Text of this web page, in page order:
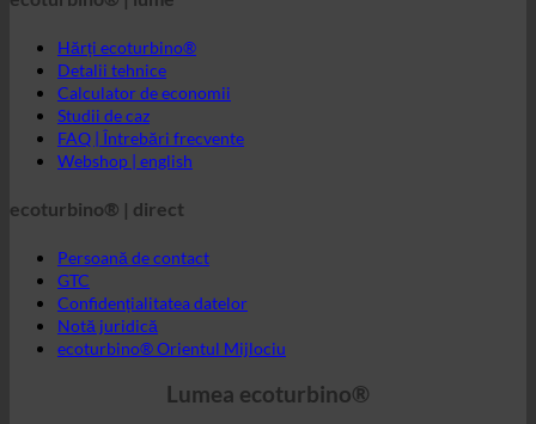
Webshop | english
ecoturbino® | direct
Persoană de contact
GTC
Confidențialitatea datelor
Notă juridică
© 2026 ecoturbino® | Ressourcen Saving GmbH | AUSTRIA |
+43 699 18180000
INFORMAȚII